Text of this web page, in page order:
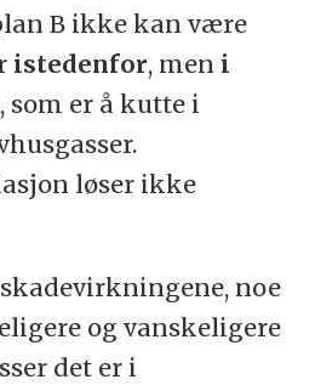
B ikke kan være
istedenfor, men i
som er å kutte i
løser ikke
noe
og vanskeligere
det er i